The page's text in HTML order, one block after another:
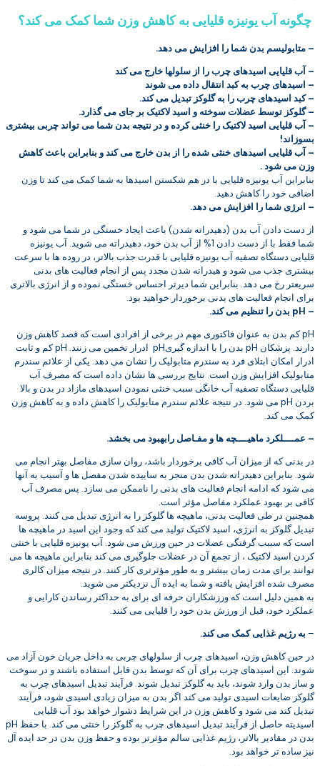
چگونه آب یونیزه قلیایی به کاهش وزن شما کمک می کند؟
– متابولیسم بدن شما را افزایش می دهد.
– آب قلیایی اسیدهای چرب را از سلولها خارج می کند
– اسیدهای چرب به کبد انتقال داده می شوند
– کبد اسیدهای چرب را به گلوکز تبدیل می کند.
– گلوکز توسط عضلات سوخته و اسید لاکتیک بر جای می گذارد.
– آب قلیایی اسید لاکتیک را خنثی کرده و در نتیجه بدن شما می تواند چربی بیشتری
بسوزاند!
– آب قلیایی اسیدهای خنثی شده را از بدن خارج می کند و بنابراین باعث کاهش
وزن می شود .
بنابراین آب یونیزه قلیایی با در هم شکستن اسیدها به شما کمک می کند تا وزن
اضافی خود را کاهش دهید.
– انرژی شما را افزایش می دهد.
از دست دادن آب بدن (دهیدراته شدن) باعث ایجاد خستگی در شما می شود و
شما فقط با از دست دادن 1% از آب بدن خود، دهیدراته می شوید. آب یونیزه
قلیایی دستگاه تصفیه آب یونیزه قلیایی با قدرت جذب بالاتر، در روده ها با سرعت
بیشتری جذب می شود و هیدراته شدن مجدد پس از انجام فعالیت های بدنی
سریعتر رخ می دهد. بنابراین شما دیرتر احساس خستگی نموده و از انرژی بالاتری
برای انجام فعالیت های بدنی برخوردار خواهید بود.
– pH بدن را تنظیم می کند.
pH کم بدن به عنوان فاکتوری مهم در برخی از افرادی است که قصد کاهش وزن
دارند. پزشکان pH بدن را با اندازه گیریpH ادرار تخمین می زنند. pH کم و ثابت
ادرار امکان ابتلای فرد به سندرم متابولیک را نشان می دهد. یکی از علائم سندرم
متابولیک افزایش وزن است. نتایج بررسی ها نشان داده است که مصرف آب
قلیایی دستگاه تصفیه آب خانگی سبب خنثی نمودن اسیدهای مازاد در بدن و بالا
بردن pH می شود. در نتیجه علائم سندرم متابولیک را کاهش داده و به کاهش وزن
کمک می کند.
– عمــــلکرد ماهیــــچه ها و مفـاصل رابهبود می بخشد.
در بدنی که از میزان آب کافی برخوردار باشد، روان سازی مفاصل بهتر انجام می
شود. بنابراین دهیدراته شدن بدن منجر به ساییده شدن مفصل ها و آسیب به آنها
می شود که ادامه انجام فعالیت های بدنی را ناممکن می سازد. پس مصرف آب
کافی بر بهبود عملکرد مفاصل مؤثر است.
همچنین در طی فعالیت بدنی، ماهیچه ها گلوکز را به انرژی تبدیل می کنند. پروسه
تبدیل گلوکز به انرژی، اسید لاکتیک تولید می کند که وجود این اسید در ماهیچه ها
است که سببب گرفتگی عضلات در حین ورزش می شود. آب یونیزه قلیایی با خنثی
کردن اسید لاکتیک ، از تجمع آن در عضلات جلوگیری می کند بنابراین ماهیچه ها می
توانند برای مدت زمان بیشتر و به طور مؤثرتری کار کنند. در نتیجه میزان کالری
مصرف شده افزایش یافته و شما به ایده آل نزدیکتر می شوید.
به همین دلیل است که ورزشکاران حرفه ای برای به حداکثر رساندن کارایی و
عملکرد خود، قبل از ورزش بدن خود را قلیایی می کنند.
– به رژیم غذایی کمک می کند.
در حین کاهش وزن، اسیدهای چرب از سلولهای چربی به داخل جریان خون آزاد می
شوند. این اسیدهای چرب برای آن که توسط بدن قابل استفاده باشند و در سوخت
و ساز بدن وارد شوند، باید به گلوکز تبدیل شوند. فرآیند تبدیل اسیدهای چرب به
گلوکز ضایعات اسیدی تولید می کند اگر بدن به میزان زیادی اسیدی شود، فرآیند
تبدیل کند می شود و کاهش وزن در این شرایط دشوار خواهد بود آب قلیایی
اسیدیته حاصل از فرآیند تبدیل اسیدهای چرب به گلوکز را خنثی می کند. با حفظ pH
بدن در مقادیر بالاتر، رژیم غذایی سالم مؤثرتر بوده و حفظ وزن بدن در حد ایده آل
نیز ساده تر خواهد بود.